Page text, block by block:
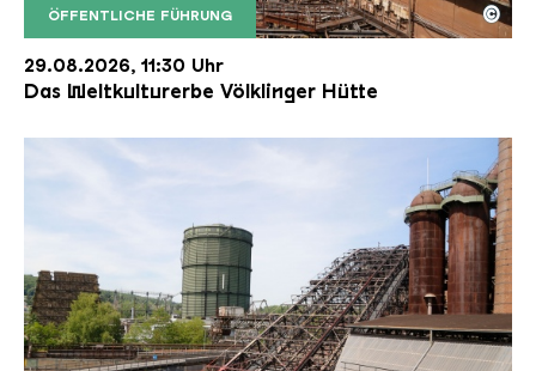
ÖFFENTLICHE FÜHRUNG
Der Erzschrägaufzug der Völklinger Hütte mit
Copyright: Weltkulturerbe Völklinger Hütte | Karl
©
29.08.2026, 11:30 Uhr
Das Weltkulturerbe Völklinger Hütte